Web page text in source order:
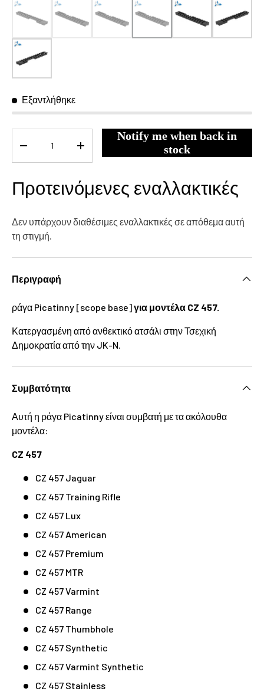
Εξαντλήθηκε
-
+
Notify me when back in
stock
Προτεινόμενες εναλλακτικές
Δεν υπάρχουν διαθέσιμες εναλλακτικές σε απόθεμα αυτή
τη στιγμή.
Περιγραφή
ράγα Picatinny [scope base]για μοντέλα CZ 457.
Κατεργασμένη από ανθεκτικό ατσάλι στην Τσεχική
Δημοκρατία από την JK-N.
Συμβατότητα
Αυτή η ράγα Picatinny είναι συμβατή με τα ακόλουθα
μοντέλα:
CZ 457
CZ 457 Jaguar
CZ 457 Training Rifle
CZ 457 Lux
CZ 457 American
CZ 457 Premium
CZ 457 MTR
CZ 457 Varmint
CZ 457 Range
CZ 457 Thumbhole
CZ 457 Synthetic
CZ 457 Varmint Synthetic
CZ 457 Stainless